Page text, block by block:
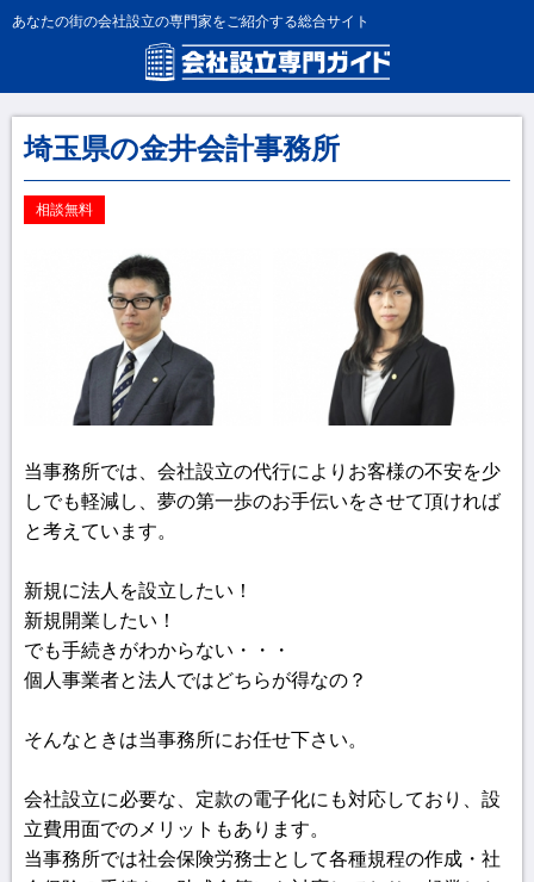
あなたの街の会社設立の専門家をご紹介する総合サイト
埼玉県の金井会計事務所
相談無料
当事務所では、会社設立の代行によりお客様の不安を少
しでも軽減し、夢の第一歩のお手伝いをさせて頂ければ
と考えています。
新規に法人を設立したい！
新規開業したい！
でも手続きがわからない・・・
個人事業者と法人ではどちらが得なの？
そんなときは当事務所にお任せ下さい。
会社設立に必要な、定款の電子化にも対応しており、設
立費用面でのメリットもあります。
当事務所では社会保険労務士として各種規程の作成・社